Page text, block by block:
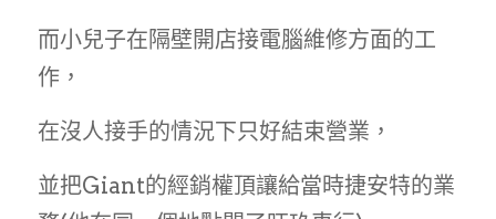
而小兒子在隔壁開店接電腦維修方面的工
作，
在沒人接手的情況下只好結束營業，
並把Giant的經銷權頂讓給當時捷安特的業